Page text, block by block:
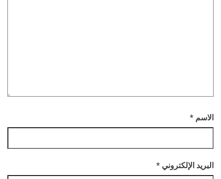
الاسم *
البريد الإلكتروني *